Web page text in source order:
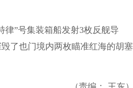
”号集装箱船发射3枚反舰导
了也门境内两枚瞄准红海的胡塞